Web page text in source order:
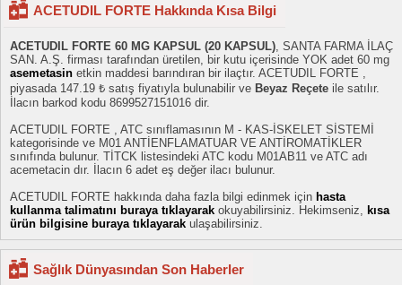
ACETUDIL FORTE Hakkında Kısa Bilgi
ACETUDIL FORTE 60 MG KAPSUL (20 KAPSUL), SANTA FARMA İLAÇ
SAN. A.Ş. firması tarafından üretilen, bir kutu içerisinde YOK adet 60 mg
asemetasin etkin maddesi barındıran bir ilaçtır. ACETUDIL FORTE ,
piyasada 147.19 ₺ satış fiyatıyla bulunabilir ve Beyaz Reçete ile satılır.
İlacın barkod kodu 8699527151016 dir.
ACETUDIL FORTE , ATC sınıflamasının M - KAS-İSKELET SİSTEMİ
kategorisinde ve M01 ANTİENFLAMATUAR VE ANTİROMATİKLER
sınıfında bulunur. TİTCK listesindeki ATC kodu M01AB11 ve ATC adı
acemetacin dır. İlacın 6 adet eş değer ilacı bulunur.
ACETUDIL FORTE hakkında daha fazla bilgi edinmek için hasta
kullanma talimatını buraya tıklayarak okuyabilirsiniz. Hekimseniz, kısa
ürün bilgisine buraya tıklayarak ulaşabilirsiniz.
Sağlık Dünyasından Son Haberler